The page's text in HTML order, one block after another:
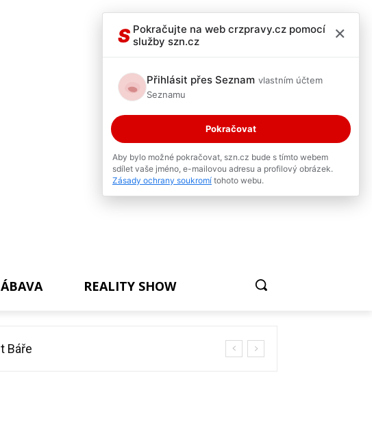
REALITY SHOW
Báře
S Pokračujte na web crzpravy.cz pomocí
služby szn.cz
×
Přihlásit přes Seznam vlastním účtem
Seznamu
Pokračovat
Aby bylo možné pokračovat, szn.cz bude s tímto webem
sdílet vaše jméno, e-mailovou adresu a profilový obrázek.
Zásady ochrany soukromí tohoto webu.